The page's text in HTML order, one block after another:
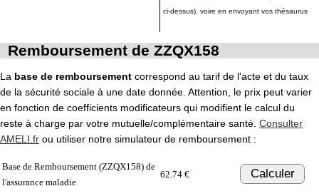
ci-dessus), voire en envoyant vos thésaurus
Remboursement de ZZQX158
La base de remboursement correspond au tarif de l'acte et du taux
de la sécurité sociale à une date donnée. Attention, le prix peut varier
en fonction de coefficients modificateurs qui modifient le calcul du
reste à charge par votre mutuelle/complémentaire santé. Consulter
AMELI.fr ou utiliser notre simulateur de remboursement :
Base de Remboursement (ZZQX158) de
l'assurance maladie
62.74 € Calculer